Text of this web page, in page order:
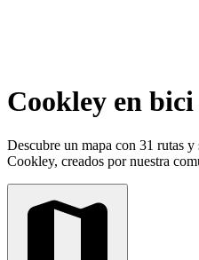
Cookley en bici
Descubre un mapa con 31 rutas y
Cookley, creados por nuestra